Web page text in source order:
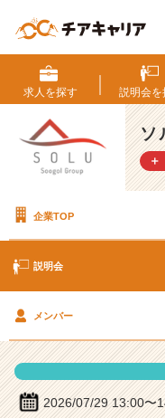
ル
ー
株
式
会
社
会
|
成
求人を探す 説明会を
ソ
＋
企業TOP
説明会
メンバー
2026/07/29 13:00〜